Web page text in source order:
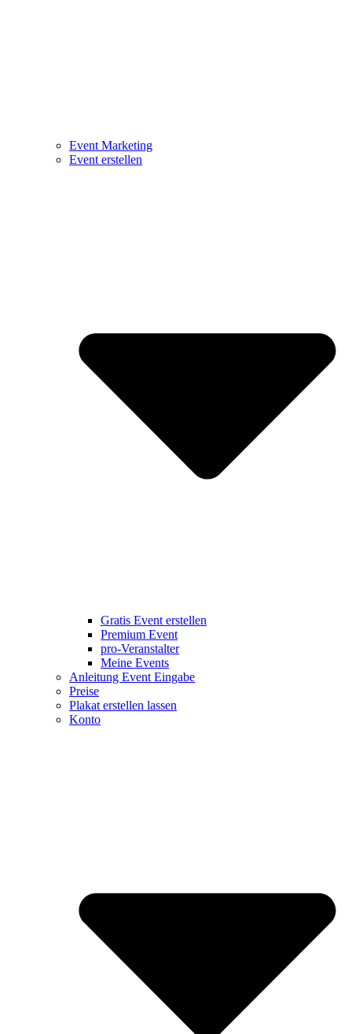
Event Marketing
Event erstellen
Gratis Event erstellen
Premium Event
pro-Veranstalter
Meine Events
Anleitung Event Eingabe
Preise
Plakat erstellen lassen
Konto